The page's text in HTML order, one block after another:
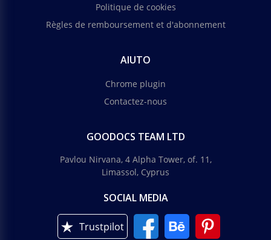
Politique de cookies
Règles de remboursement et d'abonnement
AIUTO
Chrome plugin
Contactez-nous
GOODOCS TEAM LTD
Pavlou Nirvana, 4 Alpha Tower, of. 11,
Limassol, Cyprus
SOCIAL MEDIA
Trustpilot